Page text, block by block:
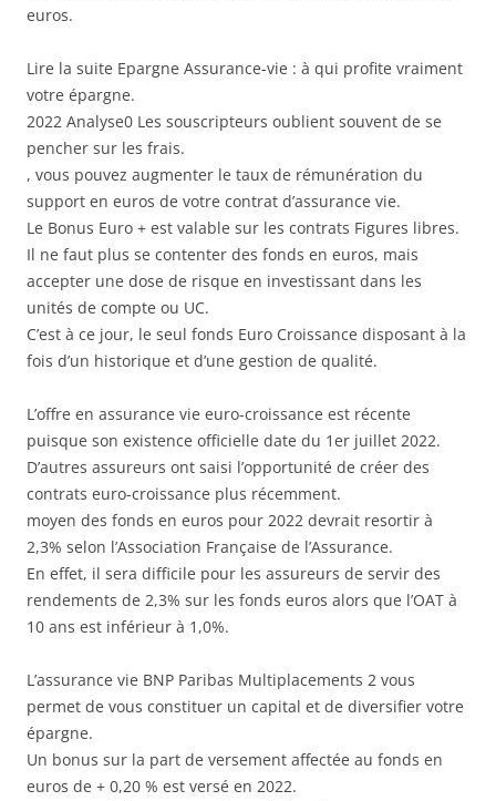
euros.
Lire la suite Epargne Assurance-vie : à qui profite vraiment
votre épargne.
2022 Analyse0 Les souscripteurs oublient souvent de se
pencher sur les frais.
, vous pouvez augmenter le taux de rémunération du
support en euros de votre contrat d’assurance vie.
Le Bonus Euro + est valable sur les contrats Figures libres.
Il ne faut plus se contenter des fonds en euros, mais
accepter une dose de risque en investissant dans les
unités de compte ou UC.
C’est à ce jour, le seul fonds Euro Croissance disposant à la
fois d’un historique et d’une gestion de qualité.
L’offre en assurance vie euro-croissance est récente
puisque son existence officielle date du 1er juillet 2022.
D’autres assureurs ont saisi l’opportunité de créer des
contrats euro-croissance plus récemment.
moyen des fonds en euros pour 2022 devrait resortir à
2,3% selon l’Association Française de l’Assurance.
En effet, il sera difficile pour les assureurs de servir des
rendements de 2,3% sur les fonds euros alors que l’OAT à
10 ans est inférieur à 1,0%.
L’assurance vie BNP Paribas Multiplacements 2 vous
permet de vous constituer un capital et de diversifier votre
épargne.
Un bonus sur la part de versement affectée au fonds en
euros de + 0,20 % est versé en 2022.